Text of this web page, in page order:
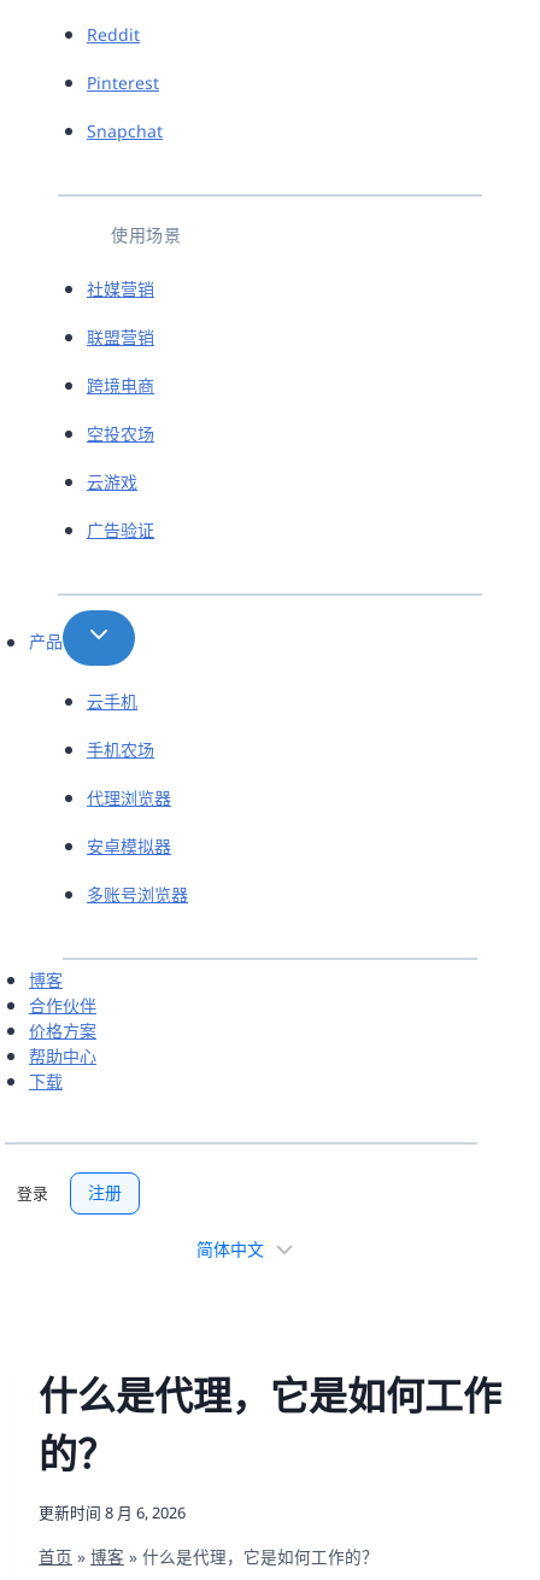
Reddit
Pinterest
Snapchat
使用场景
社媒营销
联盟营销
跨境电商
空投农场
云游戏
广告验证
产品
云手机
手机农场
代理浏览器
安卓模拟器
多账号浏览器
博客
合作伙伴
价格方案
帮助中心
下载
登录 注册
什么是代理，它是如何工作
的？
更新时间 8 月 6, 2026
首页 » 博客 » 什么是代理，它是如何工作的？